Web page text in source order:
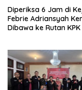
Diperiksa 6 Jam di
Febrie Adriansyah
Dibawa ke Rutan KPK